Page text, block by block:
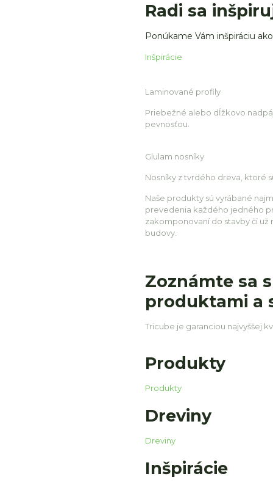
Radi sa
Ponúkame Vám inšpiráciu
Inšpirácie
Laminované profily
Priebežné alebo dĺžkovo
pevnosťou.
Glulam nosníky
Nosníky z tvrdého dreva, ktoré
Naše produkty sú vyrábané
prevedenia každého jedného
zakomponovaní do stavby či
budovy.
Zoznámte sa
produktami a
Tricube je garanciou najvyššej
Produkty
Produkty
Dreviny
Dreviny
Inšpirácie